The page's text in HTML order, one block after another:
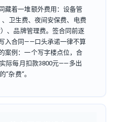
藏着一堆额外费用：设备管
卫生费、夜间安保费、电费
）、品牌管理费。签合同前逐
入合同——口头承诺一律不算
案例：一个写字楼点位，合
际每月扣款3800元——多出
“杂费“。